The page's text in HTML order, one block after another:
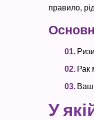
правило,
Рак
Ваш
У